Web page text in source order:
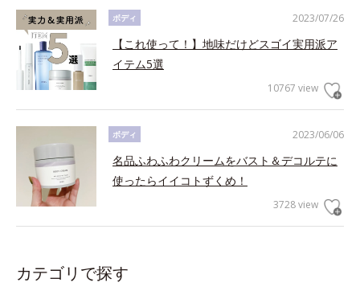
2023/07/26
ボディ
【これ使って！】地味だけどスゴイ実用派ア
イテム5選
10767 view
2023/06/06
ボディ
名品ふわふわクリームをバスト＆デコルテに
使ったらイイコトずくめ！
3728 view
カテゴリで探す